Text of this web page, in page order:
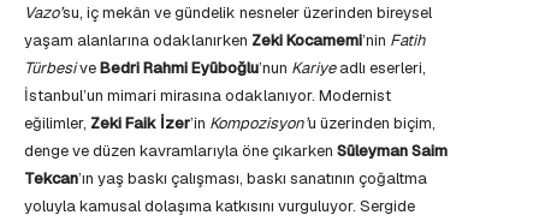
Vazo’su, iç mekân ve gündelik nesneler üzerinden bireysel
yaşam alanlarına odaklanırken Zeki Kocamemi’nin Fatih
TürbesiveBedri Rahmi Eyüboğlu’nun Kariyeadlı eserleri,
İstanbul’un mimari mirasına odaklanıyor. Modernist
eğilimler, Zeki Faik İzer’in Kompozisyon’u üzerinden biçim,
denge ve düzen kavramlarıyla öne çıkarken Süleyman Saim
Tekcan’ın yaş baskı çalışması, baskı sanatının çoğaltma
yoluyla kamusal dolaşıma katkısını vurguluyor. Sergide